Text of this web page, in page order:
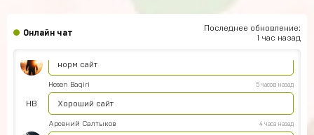
Онлайн чат
Последнее обновление:
1 час назад
норм сайт
HB
Hesen Baqiri 5 часов назад
Хороший сайт
Арсений Салтыков 4 часа назад